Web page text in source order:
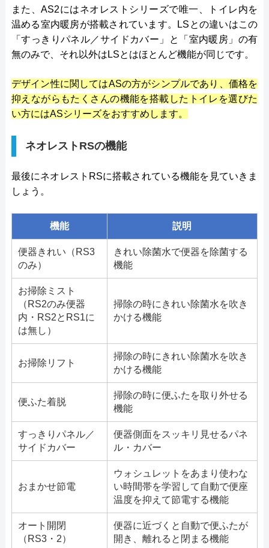
また、AS2にはネオレストシリーズで唯一、トイレ内を
温める室内暖房が搭載されています。LSとの違いはこの
「すっきりパネル／サイドカバー」と「室内暖房」の有
無のみで、それ以外はLSとはほとんど機能が同じです。
デザイン性に関してはASの方がシンプルであり、価格を
抑えながらもたくさんの機能を搭載したトイレを選びた
い方にはASシリーズをおすすめします。
ネオレストRSの機能
最後にネオレストRSに搭載されている機能を見ていきま
しょう。
機能 説明
便器きれい（RS3
のみ）
きれい除菌水で便器を除菌する
機能
お掃除ミスト
（RS2のみ便器
内・RS2とRS1に
は無し）
掃除の時にきれい除菌水を吹き
かける機能
お掃除リフト
掃除の時にきれい除菌水を吹き
かける機能
便ふた着脱
掃除の時に便ふたを取り外せる
機能
すっきりパネル／
サイドカバー
便器側面をスッキリ見せるパネ
ル・カバー
おまかせ節電
ウォシュレットをあまり使わな
い時間帯を学習して自動で便座
温度を抑えて節電する機能
オート開閉
（RS3・2）
便器に近づくと自動で便ふたが
開き、離れると閉まる機能